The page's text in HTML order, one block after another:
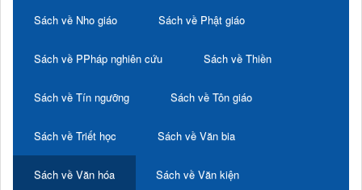
Sách về Nho giáo Sách về Phật giáo
Sách về PPháp nghiên cứu Sách về Thiền
Sách về Tín ngưỡng Sách về Tôn giáo
Sách về Triết học Sách về Văn bia
Sách về Văn hóa Sách về Văn kiện